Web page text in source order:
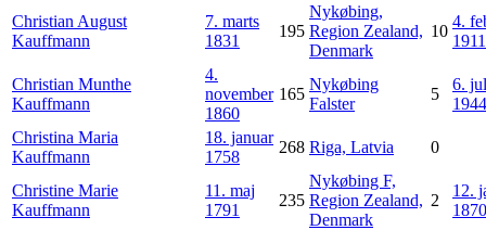
Christian August
Kauffmann
7. marts
1831
195
Nykøbing,
Region Zealand,
Denmark
10
4.
1911
Christian Munthe
Kauffmann
4.
november
1860
165
Nykøbing
Falster
5
6.
1944
Christina Maria
Kauffmann
18. januar
1758
268 Riga, Latvia 0
Christine Marie
Kauffmann
11. maj
1791
235
Nykøbing F,
Region Zealand,
Denmark
2
12.
1870